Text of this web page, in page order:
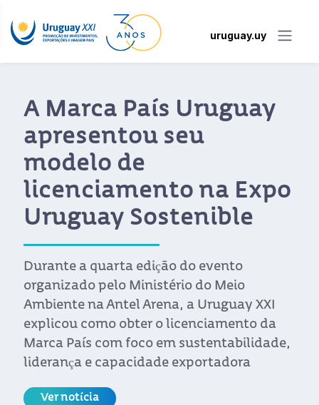
uruguay.uy
A Marca País Uruguay
apresentou seu
modelo de
licenciamento na Expo
Uruguay Sostenible
Durante a quarta edição do evento
organizado pelo Ministério do Meio
Ambiente na Antel Arena, a Uruguay XXI
explicou como obter o licenciamento da
Marca País com foco em sustentabilidade,
liderança e capacidade exportadora
Ver notícia